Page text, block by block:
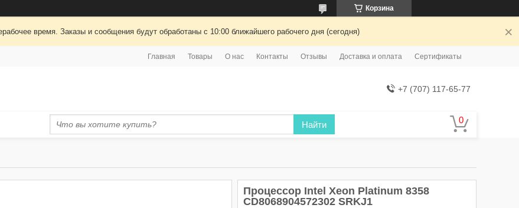
Корзина
время. Заказы и сообщения будут обработаны с 10:00 ближайшего рабочего дня (сегодня)
Главная Товары О нас Контакты Отзывы Доставка и оплата Сертификаты
+7 (707) 117-65-77
Найти
Процессор Intel Xeon Platinum 8358
CD8068904572302 SRKJ1